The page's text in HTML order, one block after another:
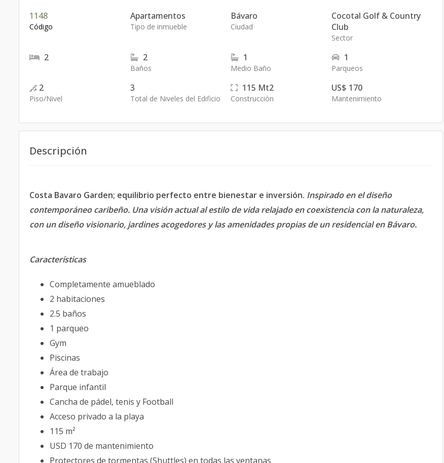
1148
Código
Apartamentos
Tipo de inmueble
Bávaro
Ciudad
Cocotal Golf & Country
Club
Sector
2 2
Baños
1
Medio Baño
1
Parqueos
2
Piso/Nivel
3
Total de Niveles del Edificio
115 Mt2
Construcción
US$ 170
Mantenimiento
Descripción
Costa Bavaro Garden; equilibrio perfecto entre bienestar e inversión. Inspirado en el diseño
contemporáneo caribeño. Una visión actual al estilo de vida relajado en coexistencia con la naturaleza,
con un diseño visionario, jardines acogedores y las amenidades propias de un residencial en Bávaro.
Características
Completamente amueblado
2 habitaciones
2.5 baños
1 parqueo
Gym
Piscinas
Área de trabajo
Parque infantil
Cancha de pádel, tenis y Football
Acceso privado a la playa
115 m²
USD 170 de mantenimiento
Protectores de tormentas (Shuttles) en todas las ventanas